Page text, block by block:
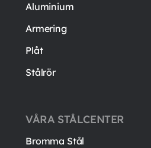
Aluminium
Armering
Plåt
Stålrör
VÅRA STÅLCENTER
Bromma Stål